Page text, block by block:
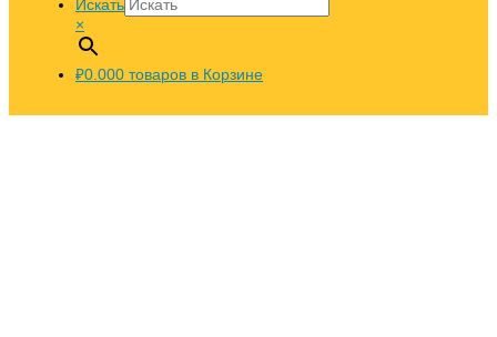
Искать
×
₽0.000 товаров в Корзине